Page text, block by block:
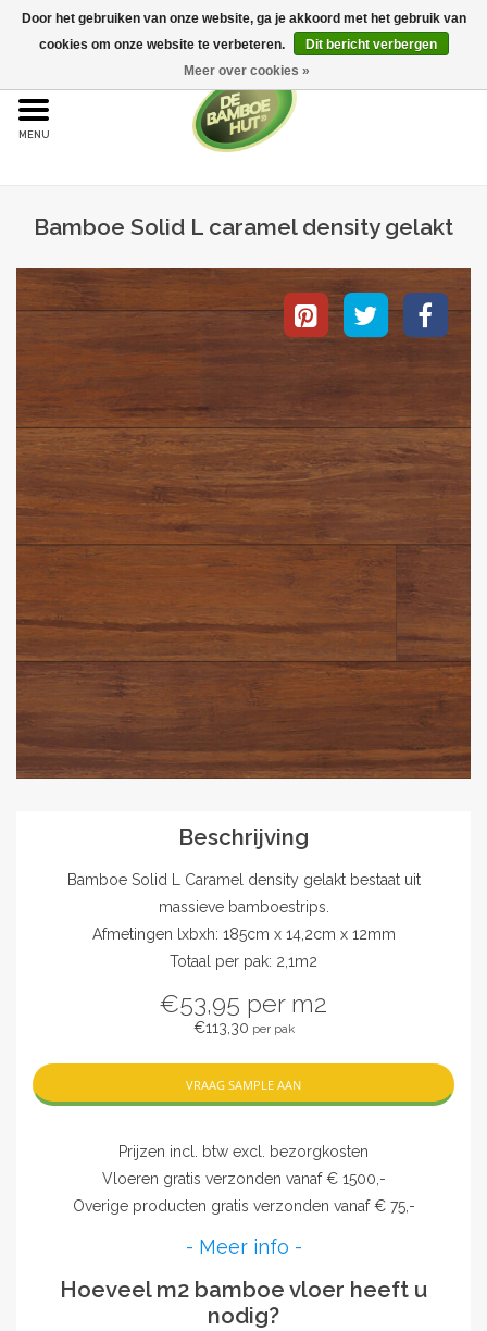
Home
Bamboe vloeren
Sample aanvraag
Onderhoud
Bijproducten
Leggen
projecten
Blog
Bamboe Solid L caramel density gelakt
Beschrijving
Bamboe Solid L Caramel density gelakt bestaat uit
massieve bamboestrips.
Afmetingen lxbxh: 185cm x 14,2cm x 12mm
Totaal per pak: 2,1m2
€53,95 per m2
€113,30 per pak
VRAAG SAMPLE AAN
Prijzen incl. btw excl. bezorgkosten
Vloeren gratis verzonden vanaf € 1500,-
Overige producten gratis verzonden vanaf € 75,-
- Meer info -
Hoeveel m2 bamboe vloer heeft u
nodig?
Door het gebruiken van onze website, ga je akkoord met het gebruik van
cookies om onze website te verbeteren.
Dit bericht verbergen
Meer over cookies »